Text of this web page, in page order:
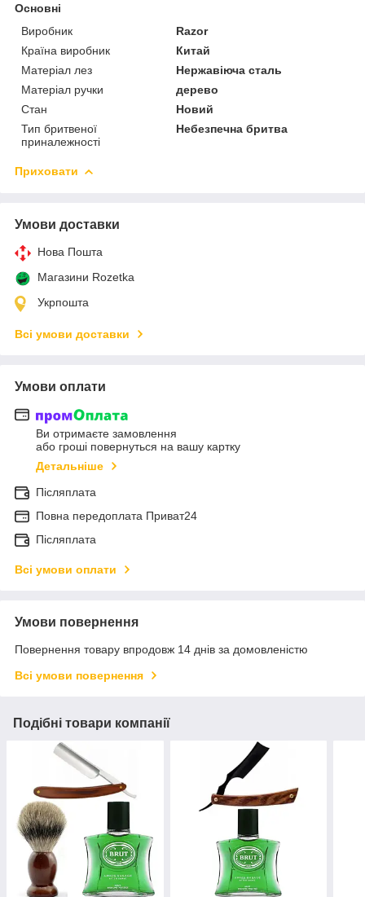
Основні
Виробник
Razor
Країна виробник
Китай
Матеріал лез
Нержавіюча сталь
Матеріал ручки
дерево
Стан
Новий
Тип бритвеної
приналежності
Небезпечна бритва
Приховати
Умови доставки
Нова Пошта
Магазини Rozetka
Укрпошта
Всі умови доставки
Умови оплати
Ви отримаєте замовлення
або гроші повернуться на вашу картку
Детальніше
Післяплата
Повна передоплата Приват24
Післяплата
Всі умови оплати
Умови повернення
Повернення товару впродовж 14 днів за домовленістю
Всі умови повернення
Подібні товари компанії